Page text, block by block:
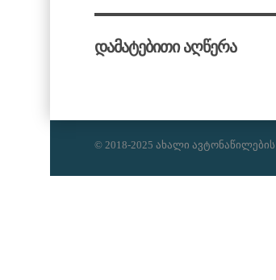
დამატებითი აღწერა
© 2018-2025 ახალი ავტონაწილების